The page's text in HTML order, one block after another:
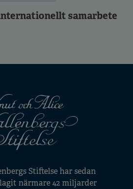
samarbete
Stiftelse har sedan
närmare 42 miljarder